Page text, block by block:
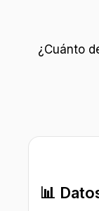
¿Cuánto
📊